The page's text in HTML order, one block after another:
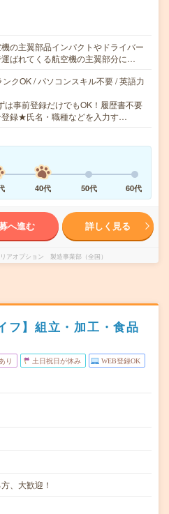
の主翼部品インパクトやドライバー
ばれてくる航空機の主翼部分に…
クOK / パソコンスキル不要 / 英語力
事前登録だけでもOK！履歴書不要
登録★氏名・職種などを入力す…
40代 50代 60代
へ進む 詳しく見る
アオプション 製造事業部（全国）
フ】組立・加工・食品
り 土日祝日が休み WEB登録OK
、大歓迎！